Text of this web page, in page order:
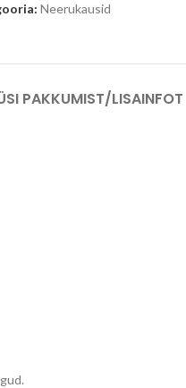
Neerukausid
PAKKUMIST/LISAINFOT